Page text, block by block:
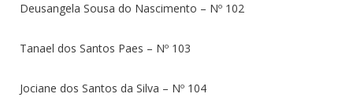
Deusangela Sousa do Nascimento – Nº 102
Tanael dos Santos Paes – Nº 103
Jociane dos Santos da Silva – Nº 104